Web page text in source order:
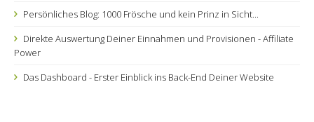
Persönliches Blog: 1000 Frösche und kein Prinz in Sicht...
Direkte Auswertung Deiner Einnahmen und Provisionen - Affiliate
Power
Das Dashboard - Erster Einblick ins Back-End Deiner Website